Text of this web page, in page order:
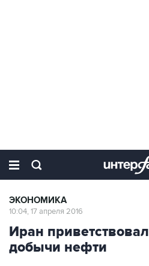
ЭКОНОМИКА
10:04, 17 апреля 2016
Иран
добычи нефти